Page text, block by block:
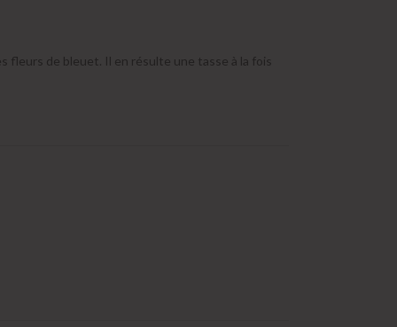
fleurs de bleuet. Il en résulte une tasse à la fois